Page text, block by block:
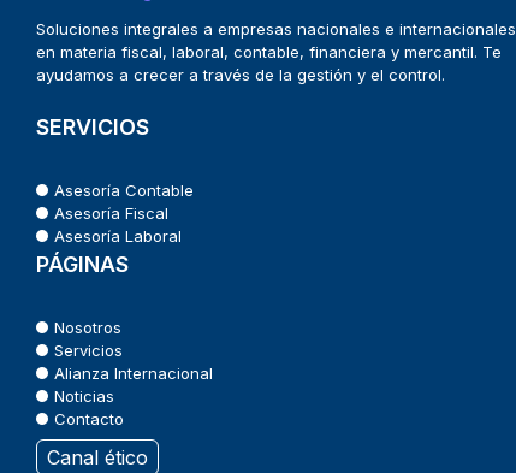
Soluciones integrales a empresas nacionales e internacionales
en materia fiscal, laboral, contable, financiera y mercantil. Te
ayudamos a crecer a través de la gestión y el control.
SERVICIOS
Asesoría Contable
Asesoría Fiscal
Asesoría Laboral
PÁGINAS
Nosotros
Servicios
Alianza Internacional
Noticias
Contacto
Canal ético